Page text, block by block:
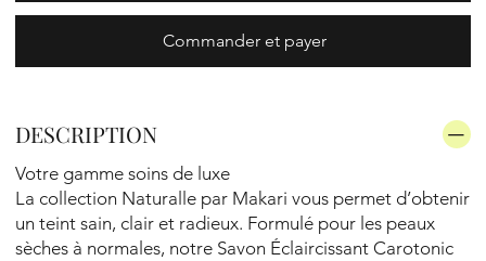
Commander et payer
DESCRIPTION
Votre gamme soins de luxe
La collection Naturalle par Makari vous permet d’obtenir
un teint sain, clair et radieux. Formulé pour les peaux
sèches à normales, notre Savon Éclaircissant Carotonic